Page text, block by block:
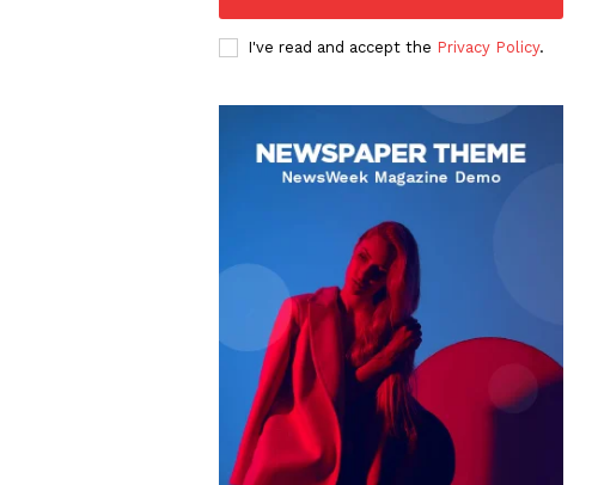
I've read and accept the Privacy Policy.